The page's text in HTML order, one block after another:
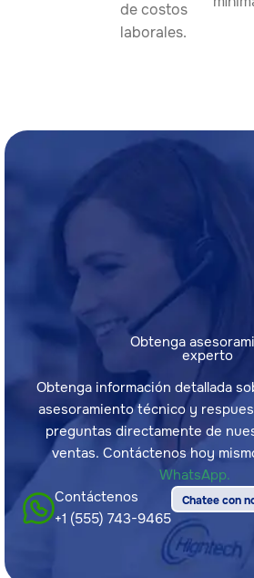
de costos
laborales.
Obtenga
experto
Obtenga información detallada
asesoramiento técnico y
preguntas directamente de
ventas. Contáctenos hoy
WhatsApp.
Contáctenos
+1 (555) 743-9465
Chatee con